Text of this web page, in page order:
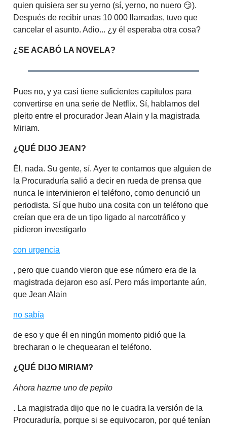
quien quisiera ser su yerno (sí, yerno, no nuero 😏).
Después de recibir unas 10 000 llamadas, tuvo que
cancelar el asunto. Adio... ¿y él esperaba otra cosa?
¿SE ACABÓ LA NOVELA?
Pues no, y ya casi tiene suficientes capítulos para
convertirse en una serie de Netflix. Sí, hablamos del
pleito entre el procurador Jean Alain y la magistrada
Miriam.
¿QUÉ DIJO JEAN?
Él, nada. Su gente, sí. Ayer te contamos que alguien de
la Procuraduría salió a decir en rueda de prensa que
nunca le intervinieron el teléfono, como denunció un
periodista. Sí que hubo una cosita con un teléfono que
creían que era de un tipo ligado al narcotráfico y
pidieron investigarlo
con urgencia
, pero que cuando vieron que ese número era de la
magistrada dejaron eso así. Pero más importante aún,
que Jean Alain
no sabía
de eso y que él en ningún momento pidió que la
brecharan o le chequearan el teléfono.
¿QUÉ DIJO MIRIAM?
Ahora hazme uno de pepito
. La magistrada dijo que no le cuadra la versión de la
Procuraduría, porque si se equivocaron, por qué tenían